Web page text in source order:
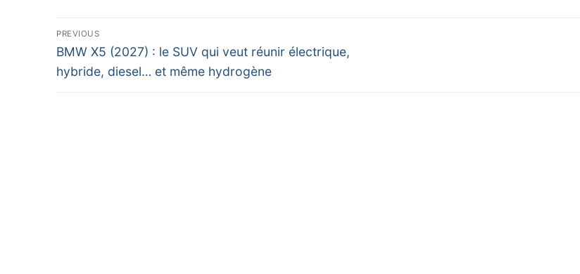
Navigation
de
l’article
PREVIOUS
Previous
post:
BMW X5 (2027) : le SUV qui veut réunir électrique,
hybride, diesel… et même hydrogène